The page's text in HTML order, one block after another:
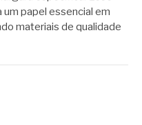
papel essencial em
materiais de qualidade